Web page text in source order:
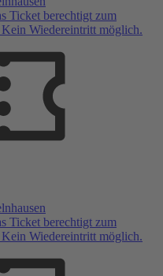
Ticket berechtigt zum
Wiedereintritt möglich.
Ticket berechtigt zum
Wiedereintritt möglich.